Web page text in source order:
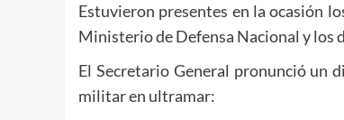
Estuvieron presentes en la ocasión
Ministerio de Defensa Nacional y los
El Secretario General pronunció un
militar en ultramar: